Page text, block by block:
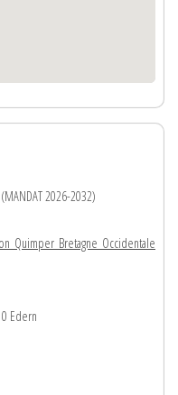
(MANDAT 2026-2032)
Quimper Bretagne Occidentale
Edern